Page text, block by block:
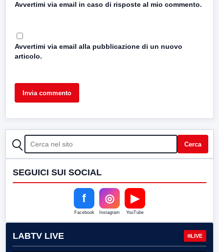
Avvertimi via email in caso di risposte al mio commento.
Avvertimi via email alla pubblicazione di un nuovo
articolo.
CERCA Cerca
SEGUICI SUI SOCIAL
f
Facebook
◎
Instagram
▶
YouTube
LABTV LIVE LIVE